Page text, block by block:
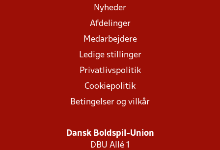
Nyheder
Afdelinger
Medarbejdere
Ledige stillinger
Privatlivspolitik
Cookiepolitik
Betingelser og vilkår
Dansk Boldspil-Union
DBU Allé 1